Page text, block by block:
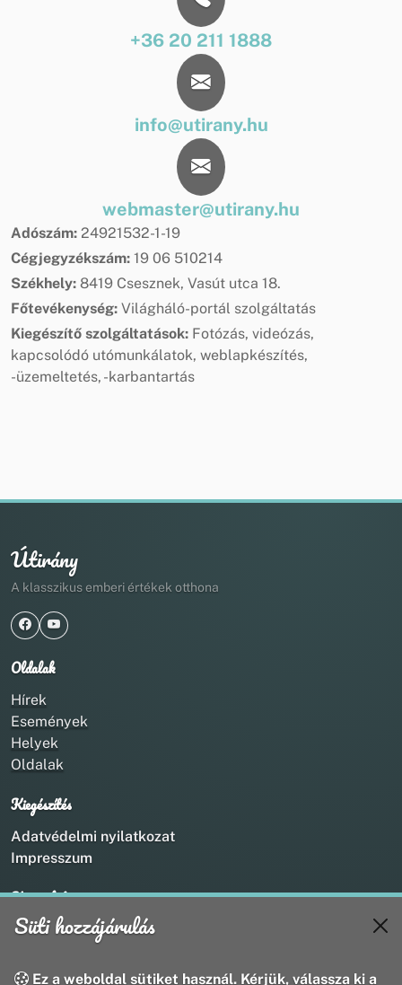
+36 20 211 1888
info@utirany.hu
webmaster@utirany.hu
Adószám: 24921532-1-19
Cégjegyzékszám: 19 06 510214
Székhely: 8419 Csesznek, Vasút utca 18.
Főtevékenység: Világháló-portál szolgáltatás
Kiegészítő szolgáltatások: Fotózás, videózás,
kapcsolódó utómunkálatok, weblapkészítés,
-üzemeltetés, -karbantartás
Útirány
A klasszikus emberi értékek otthona
Oldalak
Hírek
Események
Helyek
Oldalak
Kiegészítés
Adatvédelmi nyilatkozat
Impresszum
Kapcsolat
+36 20 211 1888
webmaster@utirany.hu
Süti hozzájárulás
Ez a weboldal sütiket használ. Kérjük, válassza ki a